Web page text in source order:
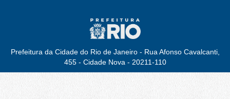
Prefeitura da Cidade do Rio de Janeiro - Rua Afonso Cavalcanti,
455 - Cidade Nova - 20211-110